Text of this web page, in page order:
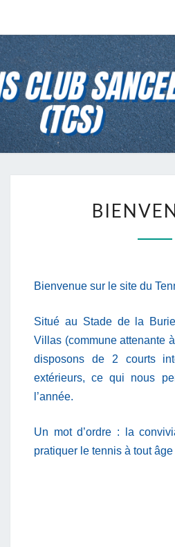
Bienvenue sur le site du
Situé au Stade de la
Villas (commune attenante
disposons de 2 courts
extérieurs, ce qui nous
l’année.
Un mot d’ordre : la
pratiquer le tennis à tout âge